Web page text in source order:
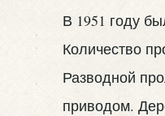
В 1951 году
Количество
Разводной
приводом.